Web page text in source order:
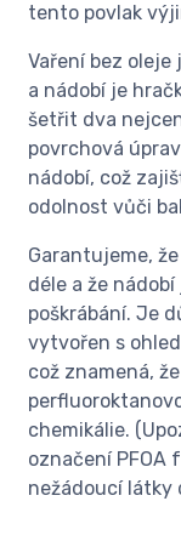
tento povlak
Vaření bez oleje
a nádobí je
šetřit dva
povrchová
nádobí, což
odolnost vůči
Garantujeme,
déle a že
poškrábání. Je
vytvořen s
což znamená,
chemikálie.
označení PFOA
nežádoucí látky